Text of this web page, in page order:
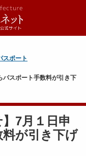
スポート
パスポート手数料が引き下
7月１日申
が引き下げ